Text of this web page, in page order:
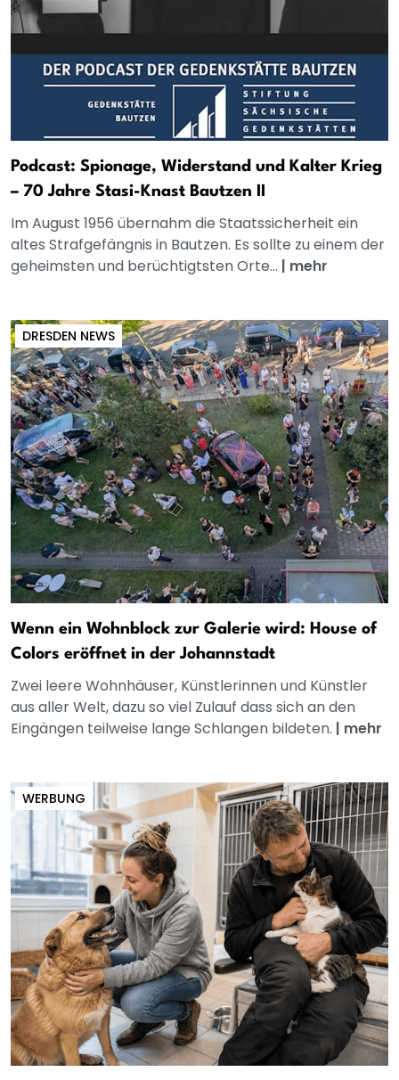
Podcast: Spionage, Widerstand und Kalter Krieg
– 70 Jahre Stasi-Knast Bautzen II
Im August 1956 übernahm die Staatssicherheit ein
altes Strafgefängnis in Bautzen. Es sollte zu einem der
geheimsten und berüchtigtsten Orte... | mehr
DRESDEN NEWS
Wenn ein Wohnblock zur Galerie wird: House of
Colors eröffnet in der Johannstadt
Zwei leere Wohnhäuser, Künstlerinnen und Künstler
aus aller Welt, dazu so viel Zulauf dass sich an den
Eingängen teilweise lange Schlangen bildeten. | mehr
WERBUNG